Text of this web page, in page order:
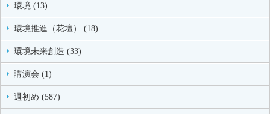
環境 (13)
環境推進（花壇） (18)
環境未来創造 (33)
講演会 (1)
週初め (587)